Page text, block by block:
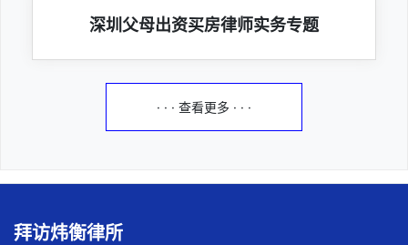
深圳父母出资买房律师实务专题
· · · 查看更多 · · ·
拜访炜衡律所